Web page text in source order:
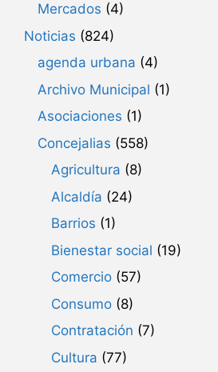
Mercados (4)
Noticias (824)
agenda urbana (4)
Archivo Municipal (1)
Asociaciones (1)
Concejalias (558)
Agricultura (8)
Alcaldía (24)
Barrios (1)
Bienestar social (19)
Comercio (57)
Consumo (8)
Contratación (7)
Cultura (77)